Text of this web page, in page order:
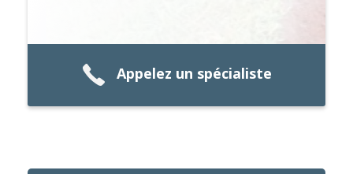
Appelez un spécialiste